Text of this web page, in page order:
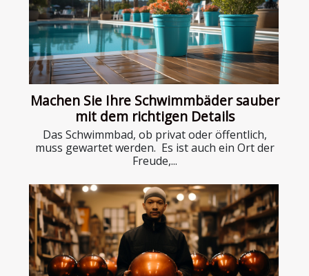
Machen Sie Ihre Schwimmbäder sauber
mit dem richtigen Details
Das Schwimmbad, ob privat oder öffentlich,
muss gewartet werden. Es ist auch ein Ort der
Freude,...